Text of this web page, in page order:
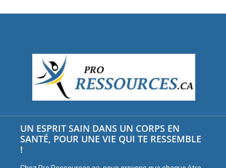
UN ESPRIT SAIN DANS UN CORPS EN
SANTÉ, POUR UNE VIE QUI TE RESSEMBLE
!